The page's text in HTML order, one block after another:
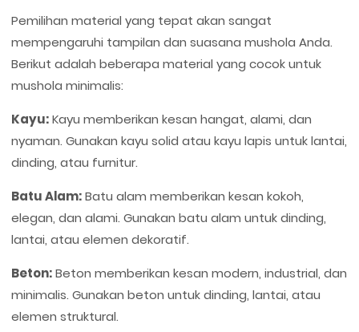
Pemilihan material yang tepat akan sangat
mempengaruhi tampilan dan suasana mushola Anda.
Berikut adalah beberapa material yang cocok untuk
mushola minimalis:
Kayu:Kayu memberikan kesan hangat, alami, dan
nyaman. Gunakan kayu solid atau kayu lapis untuk lantai,
dinding, atau furnitur.
Batu Alam:Batu alam memberikan kesan kokoh,
elegan, dan alami. Gunakan batu alam untuk dinding,
lantai, atau elemen dekoratif.
Beton:Beton memberikan kesan modern, industrial, dan
minimalis. Gunakan beton untuk dinding, lantai, atau
elemen struktural.